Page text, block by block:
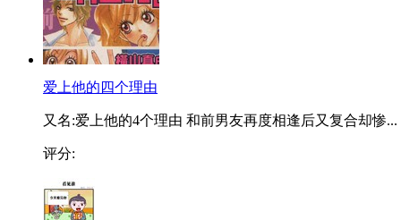
爱上他的四个理由
又名:爱上他的4个理由 和前男友再度相逢后又复合却惨...
评分: